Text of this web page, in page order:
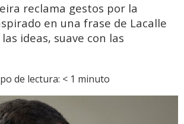
reclama gestos por la
en una frase de Lacalle
las ideas, suave con las
de lectura: < 1 minuto